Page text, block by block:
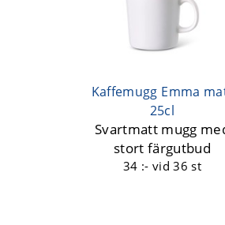
Kaffemugg Emma
25cl
Svartmatt mugg
stort färgutbud
34 :- vid 36 st